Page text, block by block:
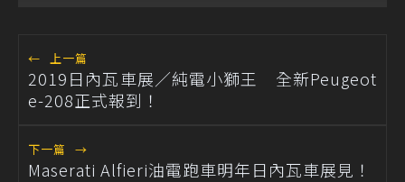
← 上一篇
2019日內瓦車展／純電小獅王 全新Peugeot
e-208正式報到！
下一篇 →
Maserati Alfieri油電跑車明年日內瓦車展見！